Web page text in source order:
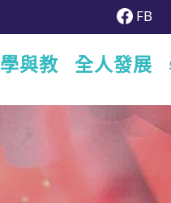
FB
學與教 全人發展